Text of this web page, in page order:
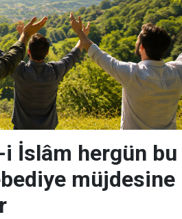
İslâm hergün bu
müjdesine